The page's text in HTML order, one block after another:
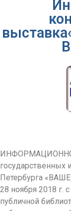
государственных
Петербурга
28 ноября 2018 г.
публичной